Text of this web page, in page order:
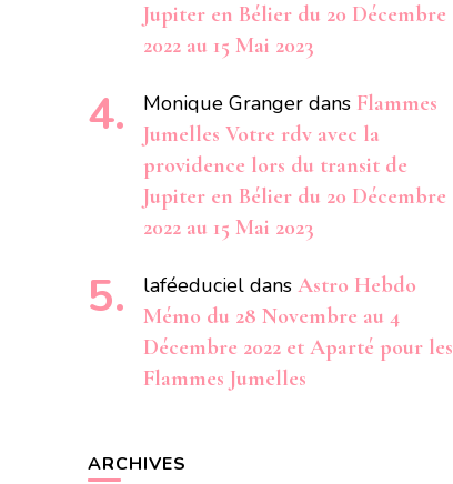
Jupiter en Bélier du 20 Décembre
2022 au 15 Mai 2023
Monique Granger dans Flammes
Jumelles Votre rdv avec la
providence lors du transit de
Jupiter en Bélier du 20 Décembre
2022 au 15 Mai 2023
laféeduciel dans Astro Hebdo
Mémo du 28 Novembre au 4
Décembre 2022 et Aparté pour les
Flammes Jumelles
ARCHIVES